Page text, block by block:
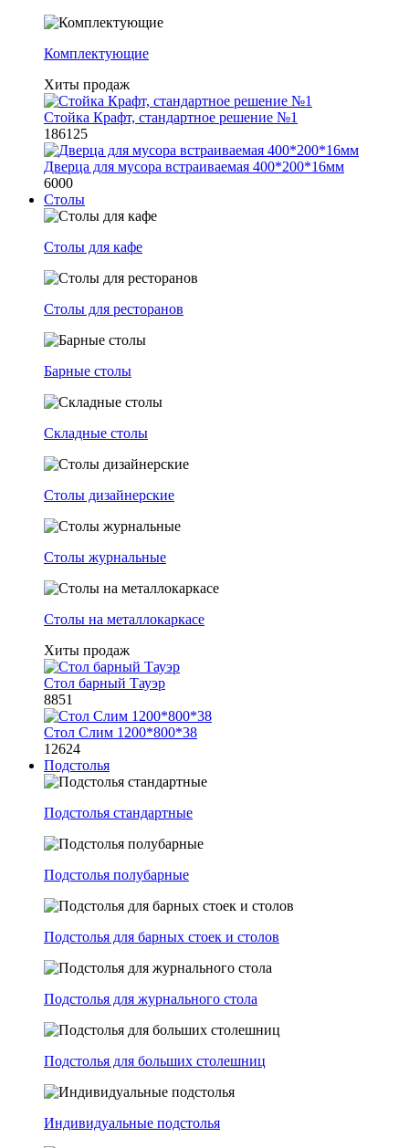
Комплектующие
Хиты продаж
Стойка Крафт, стандартное решение №1
186125
Дверца для мусора встраиваемая 400*200*16мм
6000
Столы
Столы для кафе
Столы для ресторанов
Барные столы
Складные столы
Столы дизайнерские
Столы журнальные
Столы на металлокаркасе
Хиты продаж
Стол барный Тауэр
8851
Стол Слим 1200*800*38
12624
Подстолья
Подстолья стандартные
Подстолья полубарные
Подстолья для барных стоек и столов
Подстолья для журнального стола
Подстолья для больших столешниц
Индивидуальные подстолья